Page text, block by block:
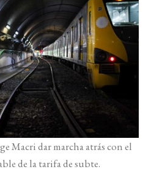
Macri dar marcha atrás con el
de la tarifa de subte.